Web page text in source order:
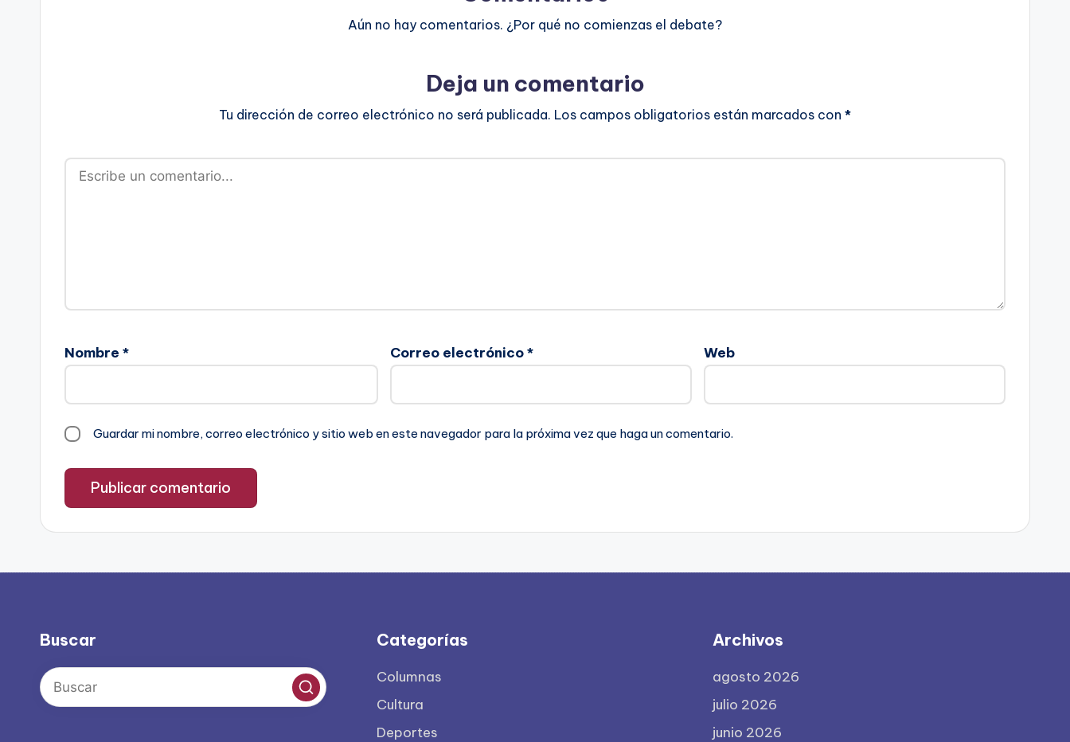
Aún no hay comentarios. ¿Por qué no comienzas el debate?
Deja un comentario
Tu dirección de correo electrónico no será publicada. Los campos obligatorios están marcados con *
Nombre * Correo electrónico* Web
Guardar mi nombre, correo electrónico y sitio web en este navegador para la próxima vez que haga un comentario.
Buscar Categorías
Columnas
Cultura
Deportes
Archivos
agosto 2026
julio 2026
junio 2026